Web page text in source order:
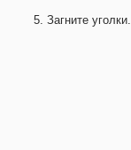
5. Загните уголки.